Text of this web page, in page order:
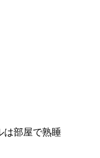
は部屋で熟睡